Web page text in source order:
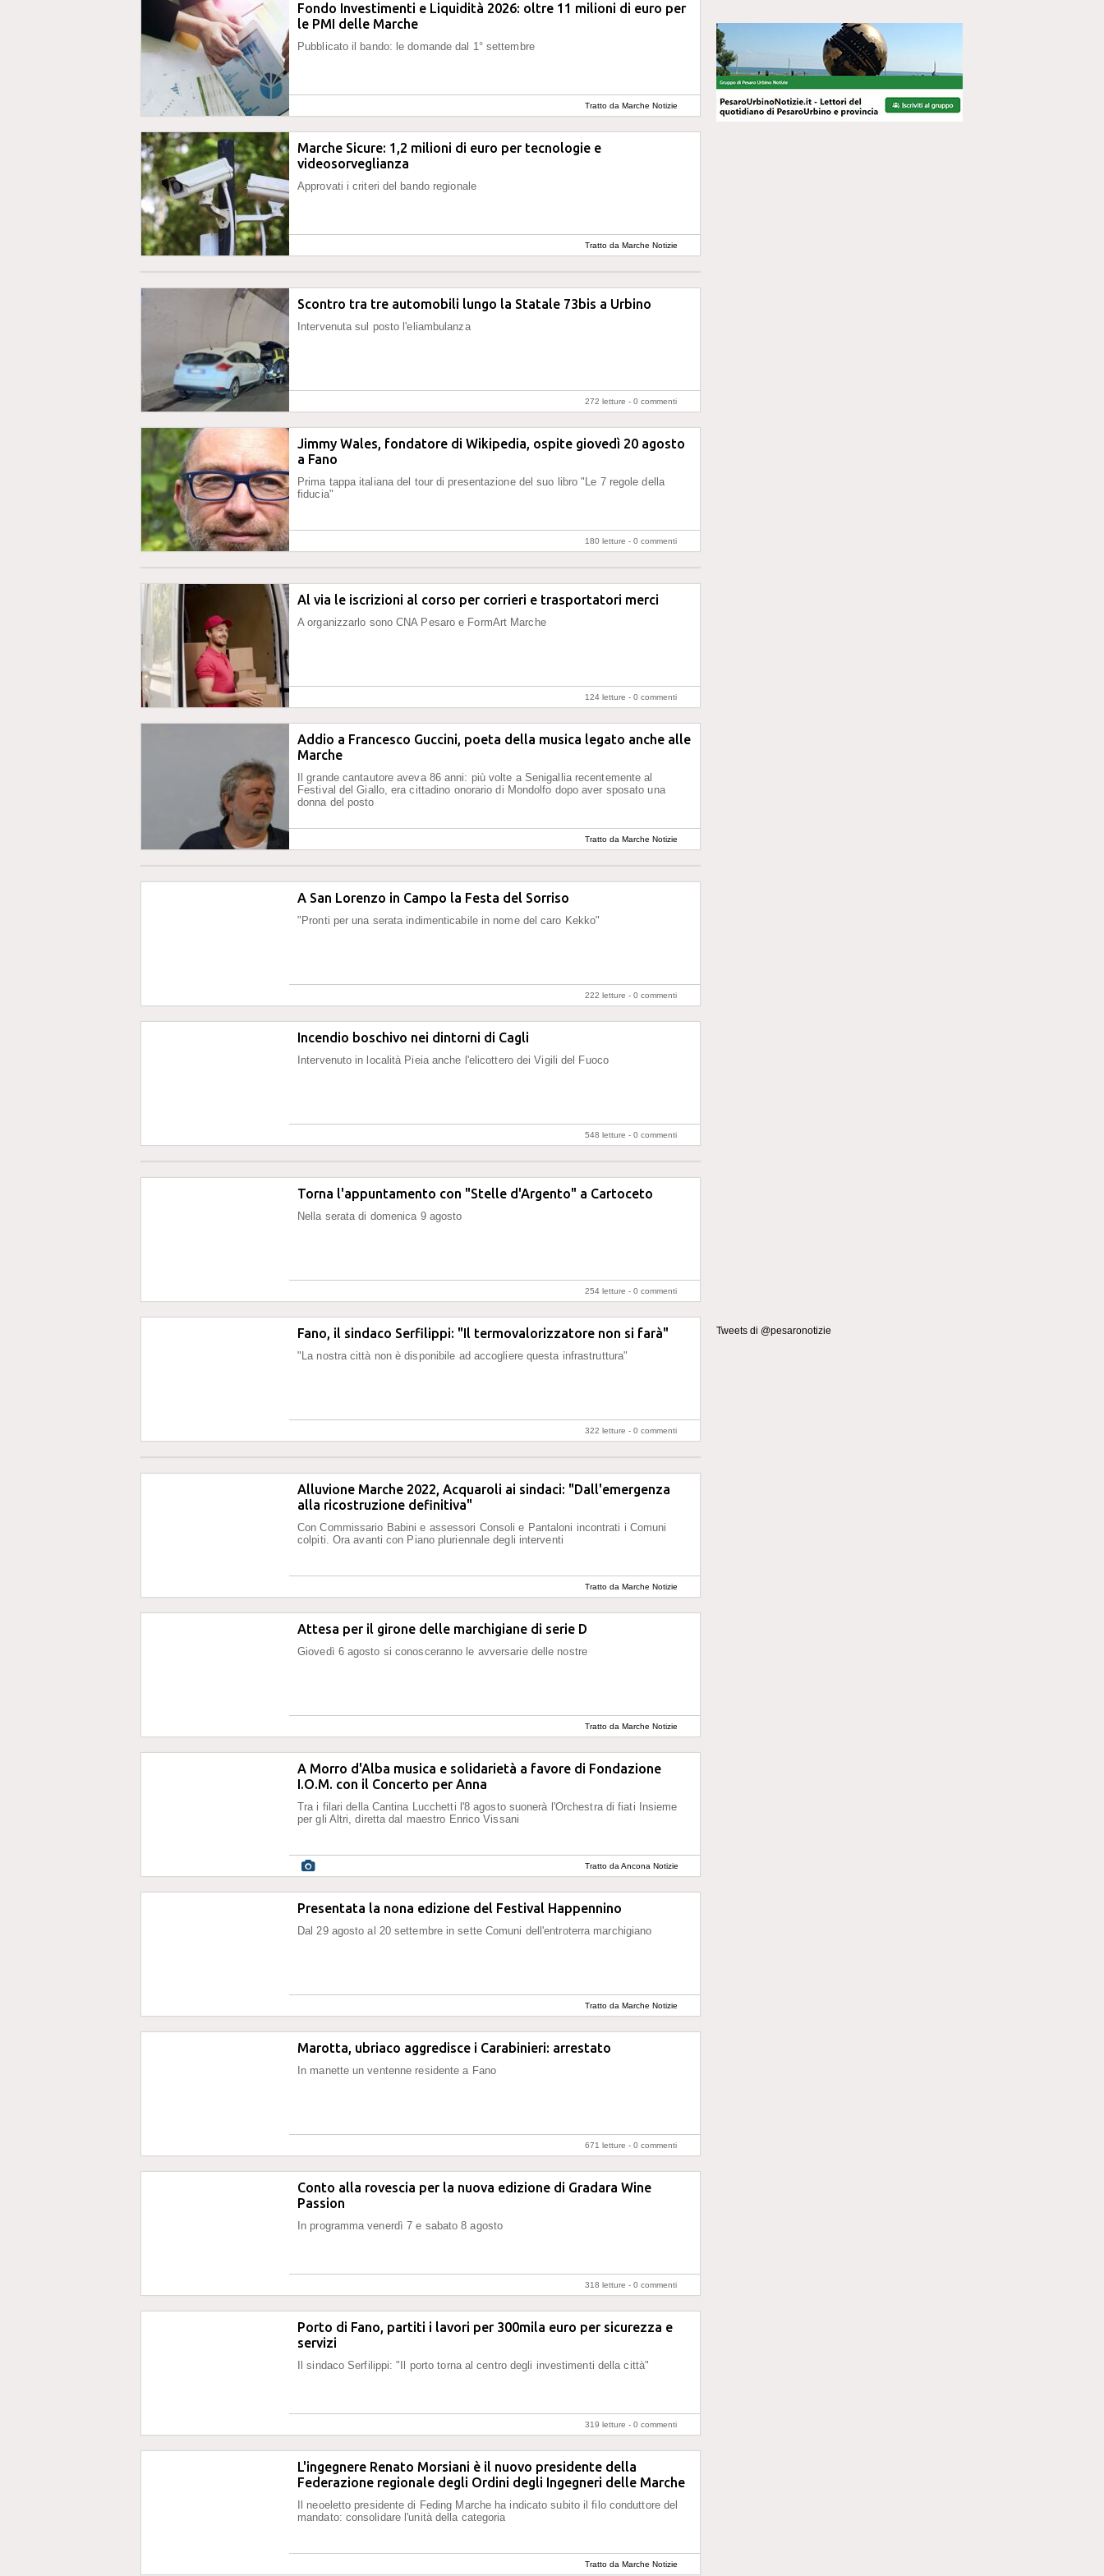
Fondo Investimenti e Liquidità 2026: oltre 11 milioni di euro per
le PMI delle Marche
Pubblicato il bando: le domande dal 1° settembre
Tratto da Marche Notizie
Marche Sicure: 1,2 milioni di euro per tecnologie e
videosorveglianza
Approvati i criteri del bando regionale
Tratto da Marche Notizie
Scontro tra tre automobili lungo la Statale 73bis a Urbino
Intervenuta sul posto l'eliambulanza
272 letture - 0 commenti
Jimmy Wales, fondatore di Wikipedia, ospite giovedì 20 agosto
a Fano
Prima tappa italiana del tour di presentazione del suo libro "Le 7 regole della
fiducia"
180 letture - 0 commenti
Al via le iscrizioni al corso per corrieri e trasportatori merci
A organizzarlo sono CNA Pesaro e FormArt Marche
124 letture - 0 commenti
Addio a Francesco Guccini, poeta della musica legato anche alle
Marche
Il grande cantautore aveva 86 anni: più volte a Senigallia recentemente al
Festival del Giallo, era cittadino onorario di Mondolfo dopo aver sposato una
donna del posto
Tratto da Marche Notizie
A San Lorenzo in Campo la Festa del Sorriso
"Pronti per una serata indimenticabile in nome del caro Kekko"
222 letture - 0 commenti
Incendio boschivo nei dintorni di Cagli
Intervenuto in località Pieia anche l'elicottero dei Vigili del Fuoco
548 letture - 0 commenti
Torna l'appuntamento con "Stelle d'Argento" a Cartoceto
Nella serata di domenica 9 agosto
254 letture - 0 commenti
Fano, il sindaco Serfilippi: "Il termovalorizzatore non si farà"
"La nostra città non è disponibile ad accogliere questa infrastruttura"
322 letture - 0 commenti
Alluvione Marche 2022, Acquaroli ai sindaci: "Dall'emergenza
alla ricostruzione definitiva"
Con Commissario Babini e assessori Consoli e Pantaloni incontrati i Comuni
colpiti. Ora avanti con Piano pluriennale degli interventi
Tratto da Marche Notizie
Attesa per il girone delle marchigiane di serie D
Giovedì 6 agosto si conosceranno le avversarie delle nostre
Tratto da Marche Notizie
A Morro d'Alba musica e solidarietà a favore di Fondazione
I.O.M. con il Concerto per Anna
Tra i filari della Cantina Lucchetti l'8 agosto suonerà l'Orchestra di fiati Insieme
per gli Altri, diretta dal maestro Enrico Vissani
Tratto da Ancona Notizie
Presentata la nona edizione del Festival Happennino
Dal 29 agosto al 20 settembre in sette Comuni dell'entroterra marchigiano
Tratto da Marche Notizie
Marotta, ubriaco aggredisce i Carabinieri: arrestato
In manette un ventenne residente a Fano
671 letture - 0 commenti
Conto alla rovescia per la nuova edizione di Gradara Wine
Passion
In programma venerdì 7 e sabato 8 agosto
318 letture - 0 commenti
Porto di Fano, partiti i lavori per 300mila euro per sicurezza e
servizi
Il sindaco Serfilippi: "Il porto torna al centro degli investimenti della città"
319 letture - 0 commenti
L'ingegnere Renato Morsiani è il nuovo presidente della
Federazione regionale degli Ordini degli Ingegneri delle Marche
Il neoeletto presidente di Feding Marche ha indicato subito il filo conduttore del
mandato: consolidare l'unità della categoria
Tratto da Marche Notizie
Tweets di @pesaronotizie